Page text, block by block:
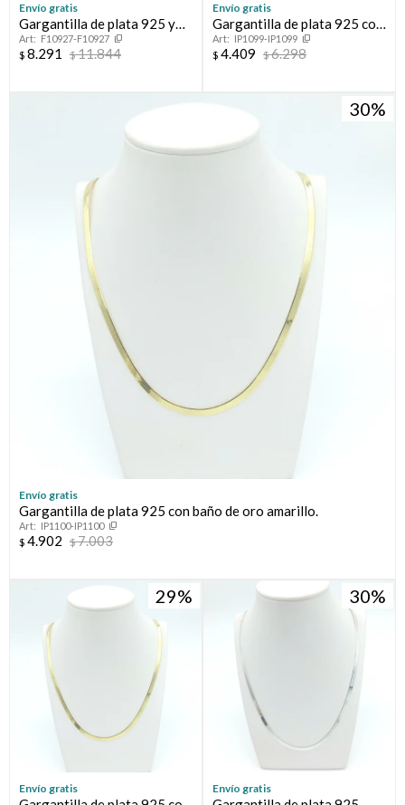
Envío gratis
Gargantilla de plata 925 y
double en oro 18 ktes,
ESPIGA.
F10927-F10927
$ 8.291 $11.844
Envío gratis
Gargantilla de plata 925 con
baño de oro amarillo.
IP1099-IP1099
$ 4.409 $6.298
30
Envío gratis
Gargantilla de plata 925 con baño de oro amarillo.
IP1100-IP1100
$ 4.902 $7.003
29
Envío gratis
30
Envío gratis